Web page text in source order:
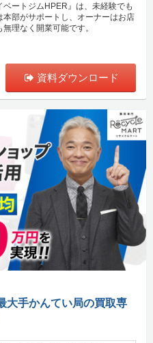
ートジムHPER』は、未経験でも
部がサポートし、オーナーはお店
理なく開業可能です。
資料ダウンロード
大手かんてい局の買取専